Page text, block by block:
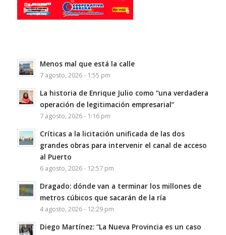
Menos mal que está la calle
7 agosto, 2026 - 1:55 pm
La historia de Enrique Julio como “una verdadera
operación de legitimación empresarial”
7 agosto, 2026 - 1:16 pm
Críticas a la licitación unificada de las dos
grandes obras para intervenir el canal de acceso
al Puerto
6 agosto, 2026 - 12:57 pm
Dragado: dónde van a terminar los millones de
metros cúbicos que sacarán de la ría
4 agosto, 2026 - 12:29 pm
Diego Martínez: “La Nueva Provincia es un caso